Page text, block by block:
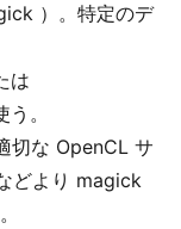
）。特定のデ
は
。
切な OpenCL サ
どより magick